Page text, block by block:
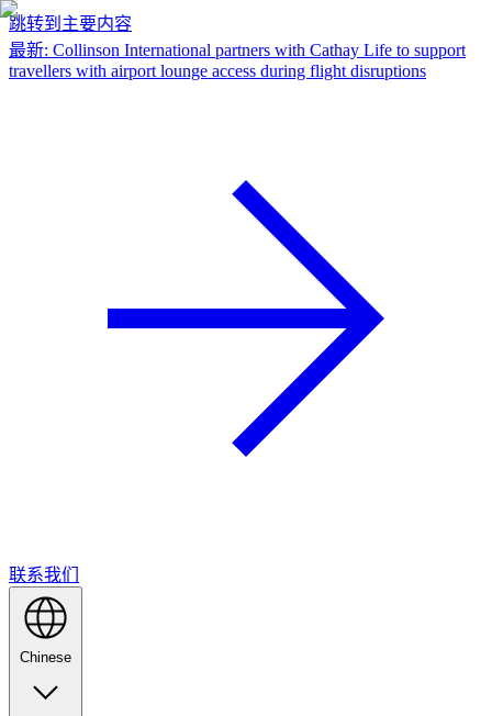
跳转到主要内容
最新: Collinson International partners with Cathay Life to support
travellers with airport lounge access during flight disruptions
联系我们
Chinese